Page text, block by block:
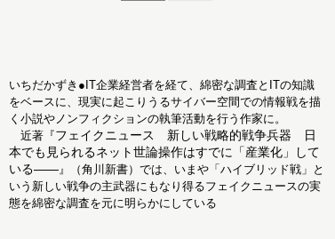
いちだかずき●IT企業経営者を経て、綿密な調査とITの知識
をベースに、現実に起こりうるサイバー空間での情報戦を描
く小説やノンフィクションの執筆活動を行う作家に。
近著『フェイクニュース 新しい戦略的戦争兵器 日
本でも見られるネット世論操作はすでに「産業化」して
いる―― 』（角川新書）では、いまや「ハイブリッド戦」と
いう新しい戦争の主武器にもなり得るフェイクニュースの実
態を綿密な調査を元に明らかにしている